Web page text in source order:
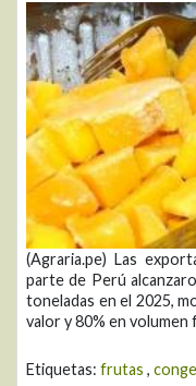
(Agraria.pe) Las
parte de Perú
toneladas en el 2025,
valor y 80% en
Etiquetas: frutas ,